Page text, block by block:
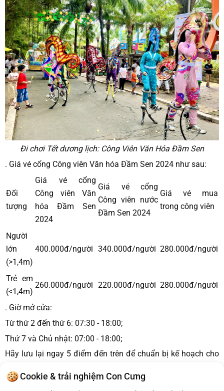
Đi chơi Tết dương lịch: Công Viên Văn Hóa Đầm Sen
. Giá vé cổng Công viên Văn hóa Đầm Sen 2024 như sau:
Đối
tượng
Giá vé cổng
Công viên Văn
hóa Đầm Sen
2024
Giá vé cổng
Công viên nước
Đầm Sen 2024
Giá vé mua
trong công viên
Người
lớn
(>1,4m)
400.000đ/người 340.000đ/người 280.000đ/người
Trẻ em
(<1,4m)
260.000đ/người 220.000đ/người 280.000đ/người
. Giờ mở cửa:
Từ thứ 2 đến thứ 6: 07:30 - 18:00;
Thứ 7 và Chủ nhật: 07:00 - 18:00;
Hãy lưu lại ngay 5 điểm đến trên để chuẩn bị kế hoạch cho
ba mẹ nhé!Để đọc thêm nhiều bài viết thông tin bổ ích khác
Cookie & trải nghiệm Con Cưng